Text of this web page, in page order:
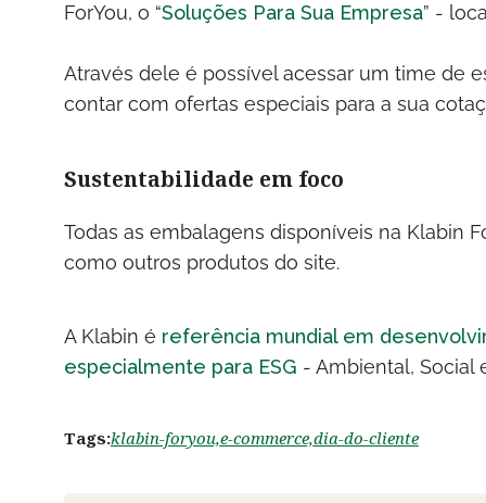
ForYou, o “Soluções Para Sua Empresa” -
Através dele é possível acessar um time de
contar com ofertas especiais para a sua
Sustentabilidade em foco
Todas as embalagens disponíveis na Klabin
como outros produtos do site.
A Klabin é referência mundial em
especialmente para ESG - Ambiental, Social
Tags:klabin-foryou,e-commerce,dia-do-cliente